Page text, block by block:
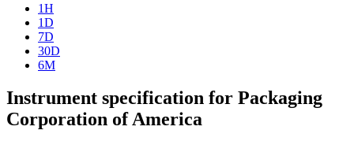
1H
1D
7D
30D
6M
Instrument specification for Packaging
Corporation of America